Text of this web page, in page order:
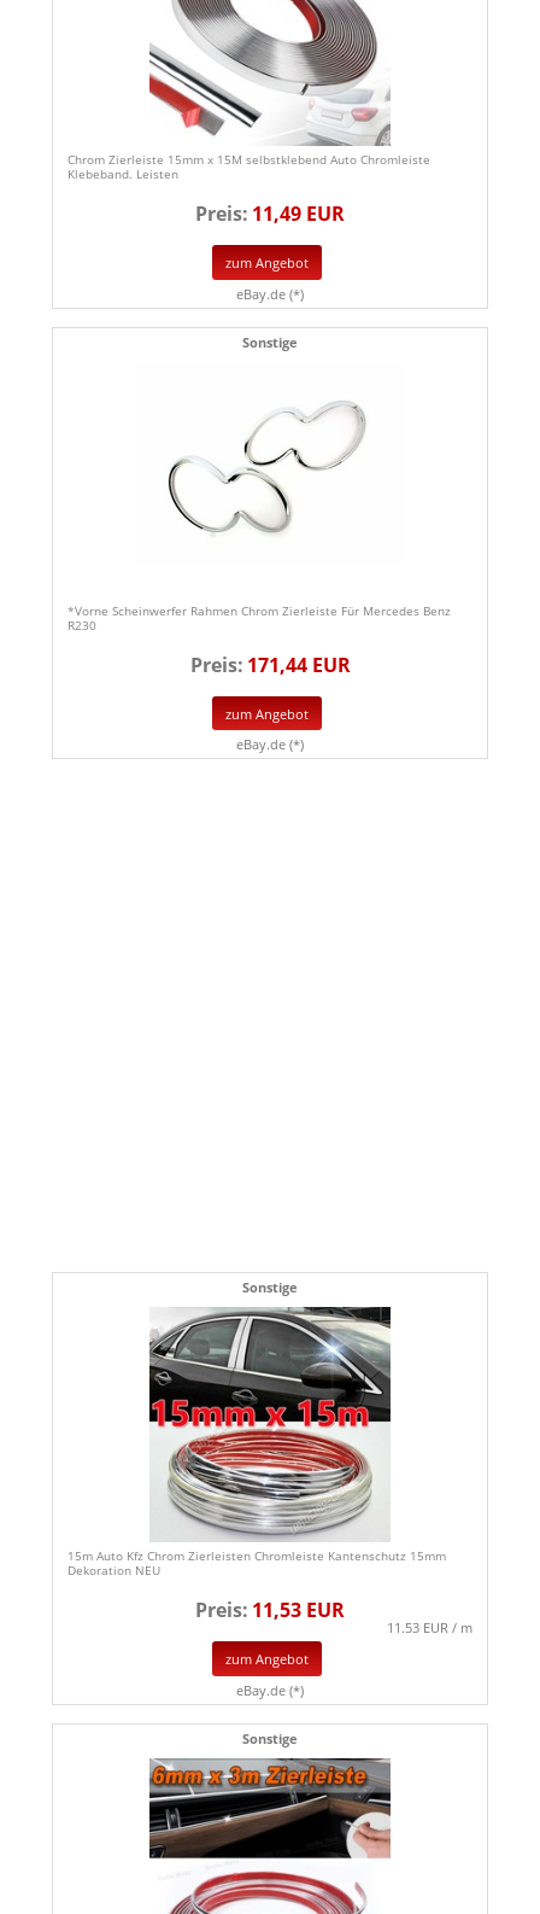
Chrom Zierleiste 15mm x 15M selbstklebend Auto Chromleiste
Klebeband. Leisten
Preis: 11,49 EUR
zum Angebot
eBay.de (*)
Sonstige
*Vorne Scheinwerfer Rahmen Chrom Zierleiste Für Mercedes Benz
R230
Preis: 171,44 EUR
zum Angebot
eBay.de (*)
Sonstige
15m Auto Kfz Chrom Zierleisten Chromleiste Kantenschutz 15mm
Dekoration NEU
Preis: 11,53 EUR
11.53 EUR / m
zum Angebot
eBay.de (*)
Sonstige